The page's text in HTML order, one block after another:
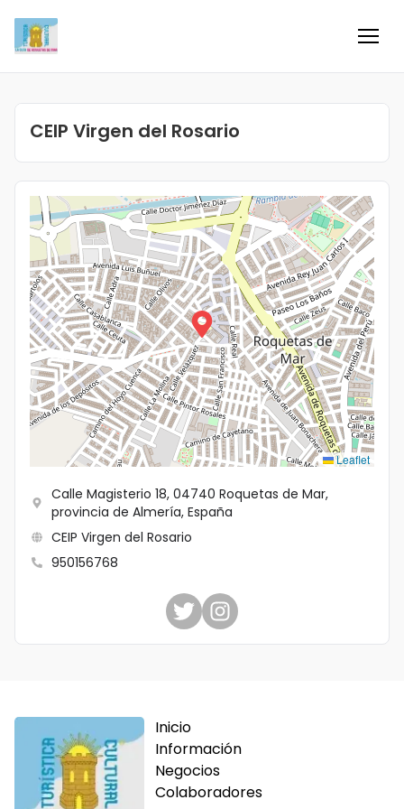
Información
Negocios
Colaboradores
Blog
Eventos
Ofertas e ideas para disfrutar
CEIP Virgen del Rosario
Leaflet
Calle Magisterio 18, 04740 Roquetas de Mar,
provincia de Almería, España
CEIP Virgen del Rosario
950156768
Inicio
Información
Negocios
Colaboradores